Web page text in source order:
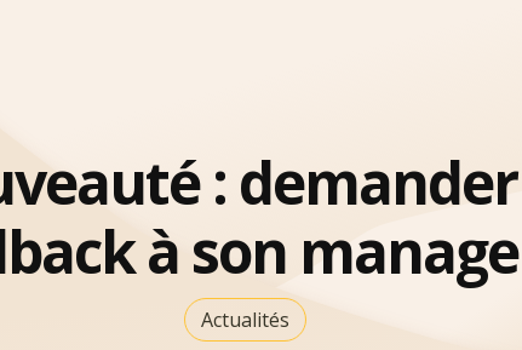
:
à son
Actualités